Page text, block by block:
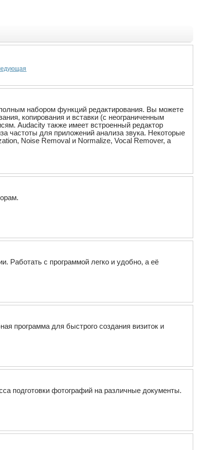
набором функций редактирования. Вы можете
копирования и вставки (с неограниченным
Audacity также имеет встроенный редактор
частоты для приложений анализа звука. Некоторые
Noise Removal и Normalize, Vocal Remover, а
Работать с программой легко и удобно, а её
программа для быстрого создания визиток и
подготовки фотографий на различные документы.